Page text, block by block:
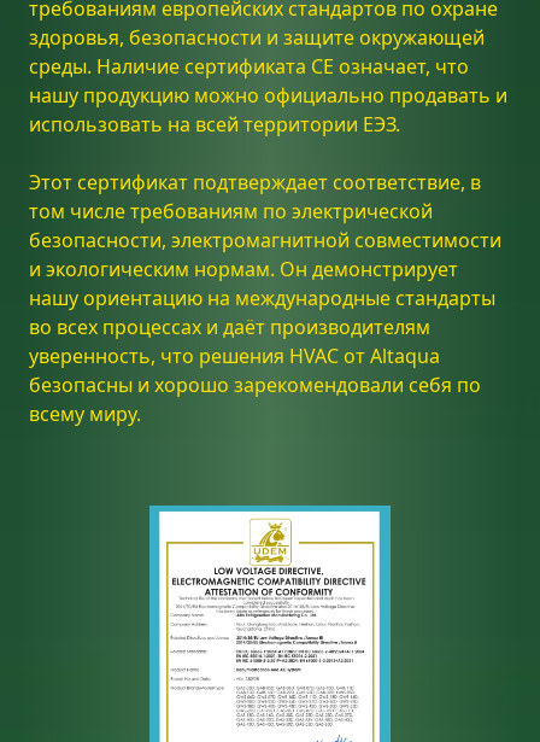
требованиям европейских стандартов по охране
здоровья, безопасности и защите окружающей
среды. Наличие сертификата CE означает, что
нашу продукцию можно официально продавать и
использовать на всей территории ЕЭЗ.
Этот сертификат подтверждает соответствие, в
том числе требованиям по электрической
безопасности, электромагнитной совместимости
и экологическим нормам. Он демонстрирует
нашу ориентацию на международные стандарты
во всех процессах и даёт производителям
уверенность, что решения HVAC от Altaqua
безопасны и хорошо зарекомендовали себя по
всему миру.